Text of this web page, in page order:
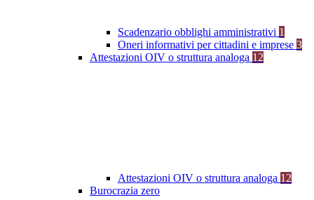
Scadenzario obblighi amministrativi 1
Oneri informativi per cittadini e imprese 3
Attestazioni OIV o struttura analoga 12
Attestazioni OIV o struttura analoga 12
Burocrazia zero